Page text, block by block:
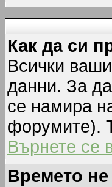
Как да си
Всички
данни. За
се намира
форумите).
Върнете се
Времето